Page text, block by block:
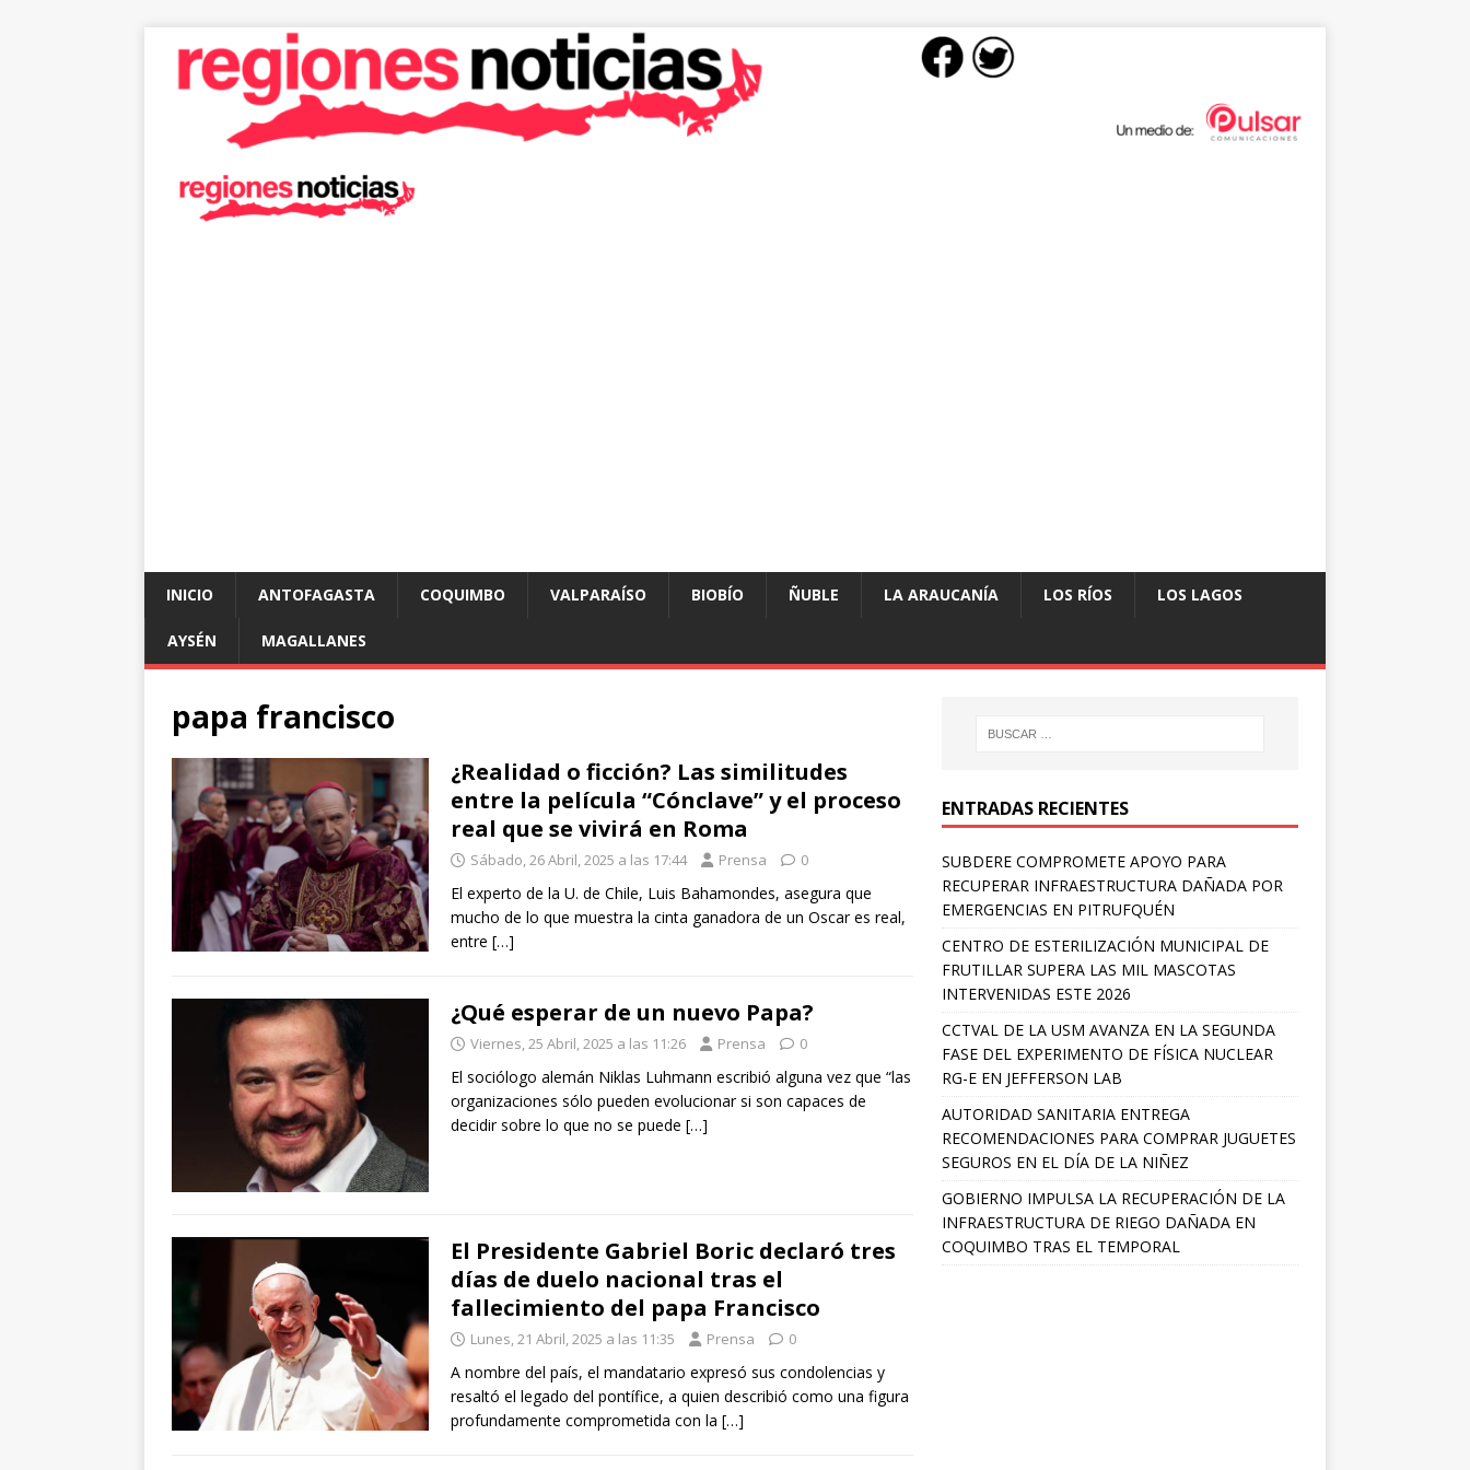
INICIO ANTOFAGASTA COQUIMBO VALPARAÍSO BIOBÍO ÑUBLE LA ARAUCANÍA LOS RÍOS LOS LAGOS
AYSÉN MAGALLANES
papa francisco
¿Realidad o ficción? Las similitudes
entre la película “Cónclave” y el proceso
real que se vivirá en Roma
Sábado, 26 Abril, 2025 a las 17:44 Prensa 0
El experto de la U. de Chile, Luis Bahamondes, asegura que
mucho de lo que muestra la cinta ganadora de un Oscar es real,
entre […]
¿Qué esperar de un nuevo Papa?
Viernes, 25 Abril, 2025 a las 11:26 Prensa 0
El sociólogo alemán Niklas Luhmann escribió alguna vez que “las
organizaciones sólo pueden evolucionar si son capaces de
decidir sobre lo que no se puede […]
El Presidente Gabriel Boric declaró tres
días de duelo nacional tras el
fallecimiento del papa Francisco
Lunes, 21 Abril, 2025 a las 11:35 Prensa 0
A nombre del país, el mandatario expresó sus condolencias y
resaltó el legado del pontífice, a quien describió como una figura
profundamente comprometida con la […]
ENTRADAS RECIENTES
SUBDERE COMPROMETE APOYO PARA
RECUPERAR INFRAESTRUCTURA DAÑADA POR
EMERGENCIAS EN PITRUFQUÉN
CENTRO DE ESTERILIZACIÓN MUNICIPAL DE
FRUTILLAR SUPERA LAS MIL MASCOTAS
INTERVENIDAS ESTE 2026
CCTVAL DE LA USM AVANZA EN LA SEGUNDA
FASE DEL EXPERIMENTO DE FÍSICA NUCLEAR
RG-E EN JEFFERSON LAB
AUTORIDAD SANITARIA ENTREGA
RECOMENDACIONES PARA COMPRAR JUGUETES
SEGUROS EN EL DÍA DE LA NIÑEZ
GOBIERNO IMPULSA LA RECUPERACIÓN DE LA
INFRAESTRUCTURA DE RIEGO DAÑADA EN
COQUIMBO TRAS EL TEMPORAL